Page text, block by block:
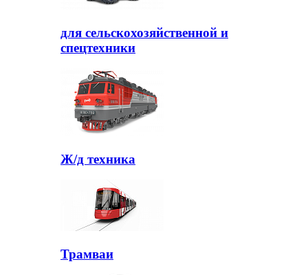
для сельскохозяйственной и
спецтехники
Ж/д техника
Трамваи